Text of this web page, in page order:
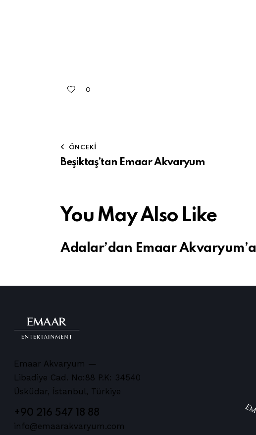
0
ÖNCEKI
Beşiktaş’tan Emaar Akvaryum
You May Also Like
Adalar’dan Emaar Akvaryum’a
Emaar Akvaryum —
Libadiye Cad. No:88 P.K: 34540
Üsküdar, İstanbul, Türkiye
+90 216 547 18 88
info@emaarakvaryum.com